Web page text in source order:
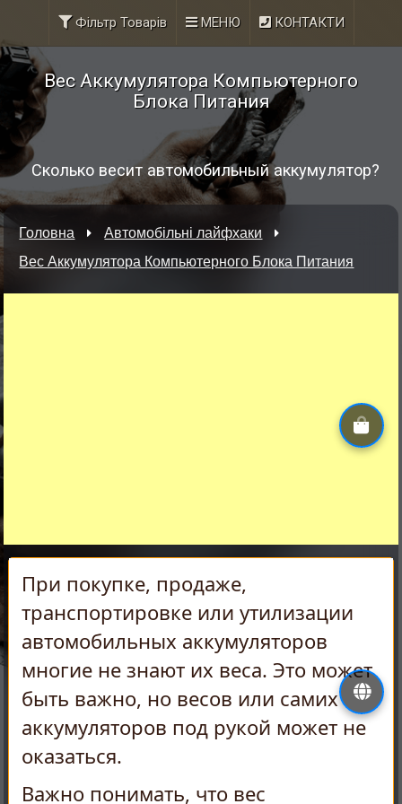
Фільтр Товарів МЕНЮ КОНТАКТИ
Вес Аккумулятора Компьютерного
Блока Питания
Сколько весит автомобильный аккумулятор?
Головна
Автомобільні лайфхаки
Вес Аккумулятора Компьютерного Блока Питания
При покупке, продаже,
транспортировке или утилизации
автомобильных аккумуляторов
многие не знают их веса. Это может
быть важно, но весов или самих
аккумуляторов под рукой может не
оказаться.
Важно понимать, что вес